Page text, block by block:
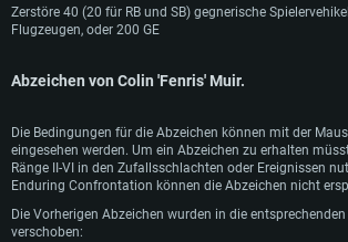
Für Linux
Mindestanforderungen
Prozessor: Dual-Core 2.2 GHz
Mindestanforderungen
Prozessor: Intel Core i5, 2.2 GHz (Intel Xeon
Mindestanforderungen
Prozessor: Dual-Core 2.4 GHz
Zerstöre 40 (20 für RB und SB) gegnerische
Flugzeugen, oder 200 GE
Abzeichen von Colin 'Fenris' Muir.
Die Bedingungen für die Abzeichen können mit der
eingesehen werden. Um ein Abzeichen zu erhalten
Ränge II-VI in den Zufallsschlachten oder Ereignissen
Enduring Confrontation können die Abzeichen nicht
Die Vorherigen Abzeichen wurden in die
verschoben: